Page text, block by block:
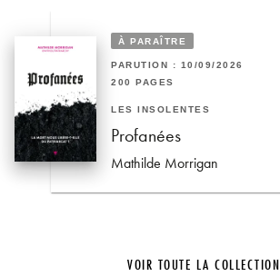
À PARAÎTRE
PARUTION : 10/09/2026
200 PAGES
LES INSOLENTES
Profanées
Mathilde Morrigan
VOIR TOUTE LA COLLECTION